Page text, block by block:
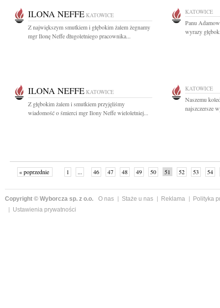
ILONA NEFFE KATOWICE
Z największym smutkiem i głębokim żalem żegnamy
mgr Ilonę Neffe długoletniego pracownika...
KATOWICE
Panu
wyrazy
ILONA NEFFE KATOWICE
Z głębokim żalem i smutkiem przyjęliśmy
wiadomość o śmierci mgr Ilony Neffe wieloletniej...
KATOWICE
Naszemu
najszczersze
« poprzednie 1 ... 46 47 48 49 50 51 52 53
54
Copyright © Wyborcza sp. z o.o. O nas Staże u nas Reklama
Polityka
Ustawienia prywatności